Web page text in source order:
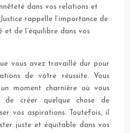
dans vos relations et
rappelle l’importance de
et de l’équilibre dans vos
vous avez travaillé dur pour
de votre réussite. Vous
moment charnière où vous
de créer quelque chose de
vos aspirations. Toutefois, il
juste et équitable dans vos